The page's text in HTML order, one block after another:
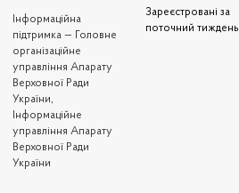
Iнформаційна
підтримка — Головне
організаційне
управління Апарату
Верховної Ради
України,
Інформаційне
управління Апарату
Верховної Ради
України
Зареєстровані за
поточний тиждень